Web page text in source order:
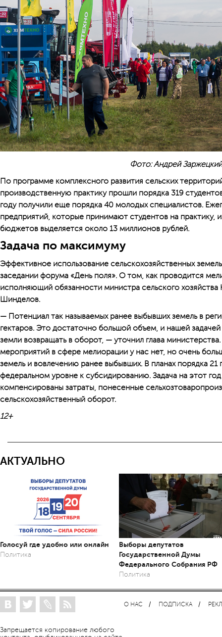
Фото: Андрей Заржецкий
По программе комплексного развития сельских
производственную практику прошли порядка 319
году получили еще порядка 40 молодых специалистов.
предприятий, которые принимают студентов на практику,
бюджетов выделяется около 13 миллионов рублей.
Задача по максимуму
Эффективное использование сельскохозяйственных
заседании форума «День поля». О том, как проводится
исполняющий обязанности министра сельского
Шинделов.
— Потенциал так называемых ранее выбывших земель в
гектаров. Это достаточно большой объем, и нашей
земли возвращать в оборот, — уточнил глава
мероприя­тий в сфере мелиорации у нас нет, но очень
земель и вовлечению ранее выбывших. В планах порядка
федеральном уровне к субсидированию. Задача на этот
компенсированы затраты, понесенные
сельскохозяйственный оборот.
12+
АКТУАЛЬНО
Голосуй где удобно или онлайн
Политика
Выборы депутатов
Государственной Думы
Федерального Собрания РФ
Политика
Запрещается копирование любого
О НАС ПОДПИСКА